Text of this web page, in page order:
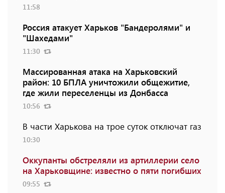
11:58
Россия атакует Харьков "Бандеролями" и
"Шахедами"
11:30
Массированная атака на Харьковский
район: 10 БПЛА уничтожили общежитие,
где жили переселенцы из Донбасса
10:56
В части Харькова на трое суток отключат газ
10:30
Оккупанты обстреляли из артиллерии село
на Харьковщине: известно о пяти погибших
09:55